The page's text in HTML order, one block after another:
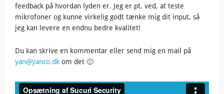
feedback på hvordan lyden er. Jeg er pt. ved, at teste
mikrofoner og kunne virkelig godt tænke mig dit input, så
jeg kan levere en endnu bedre kvalitet!
Du kan skrive en kommentar eller send mig en mail på
yan@yanco.dk om det 🙂